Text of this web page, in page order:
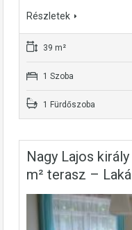
Részletek
39 m²
1 Szoba
1 Fürdőszoba
Nagy Lajos
m² terasz –